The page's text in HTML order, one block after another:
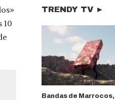
10
TRENDY TV ►
Bandas de Marrocos,